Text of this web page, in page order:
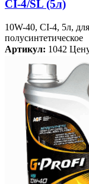
CI-4/SL (5л)
10W-40, CI-4, 5л,
полусинтетическое
Артикул: 1042